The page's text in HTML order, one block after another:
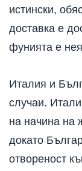
истински,
доставка е
фунията е
Италия и
случаи.
на начина на
докато
отвореност